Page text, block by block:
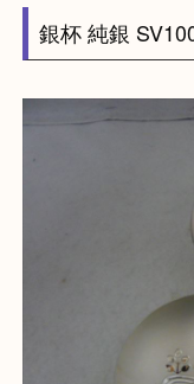
HOME
銀杯 純銀